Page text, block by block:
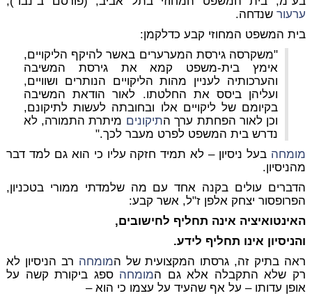
ערעורשנדחה.
בית המשפט המחוזי קבע כדלקמן:
"משקרסה גירסת המערערים באשר להיקף הליקויים,
אימץ בית-משפט קמא את גירסת המשיבה
והערכותיה לעניין מהות הליקויים הנותרים ושוויים,
ועליהן ביסס את החלטתו. לאור הודאת המשיבה
בקיומם של ליקויים אלו ובחובתה לעשות לתיקונם,
וכן לאור הפחתת ערך התיקונים מיתרת התמורה, לא
נדרש בית המשפט לפרט מעבר לכך."
מומחה בעל ניסיון – לא תמיד חזקה עליו כי הוא גם למד דבר
מהניסיון.
הדברים עולים בקנה אחד עם מה שלמדתי ממורי בטכניון,
הפרופסור יצחק אלפן ז"ל, אשר קבע:
האינטואיציה אינה תחליף לחישובים,
והניסיון אינו תחליף לידע.
ראה בתיק זה, גרסתו המקצועית של המומחה רב הניסיון לא
רק שלא התקבלה אלא גם המומחה ספג ביקורת קשה על
אופן עדותו – על אף שהעיד על עצמו כי הוא –